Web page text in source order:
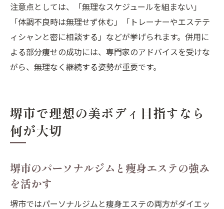
注意点としては、「無理なスケジュールを組まない」
「体調不良時は無理せず休む」「トレーナーやエステテ
ィシャンと密に相談する」などが挙げられます。併用に
よる部分痩せの成功には、専門家のアドバイスを受けな
がら、無理なく継続する姿勢が重要です。
堺市で理想の美ボディ目指すなら
何が大切
堺市のパーソナルジムと痩身エステの強み
を活かす
堺市ではパーソナルジムと痩身エステの両方がダイエッ